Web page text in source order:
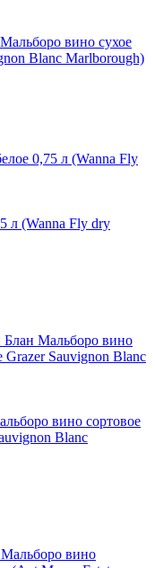
вино сухое
Blanc Marlborough)
л (Wanna Fly dry
вино сортовое
Blanc